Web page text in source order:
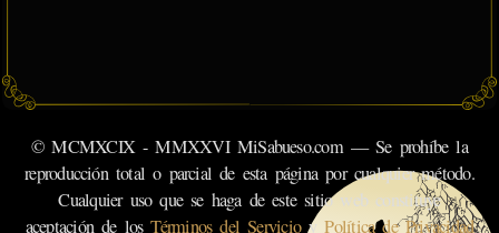
© MCMXCIX - MMXXVI MiSabueso.com — Se prohíbe la
reproducción total o parcial de esta página por cualquier método.
Cualquier uso que se haga de este sitio web constituye
aceptación de losTérminos del ServicioyPolítica de Privacidad